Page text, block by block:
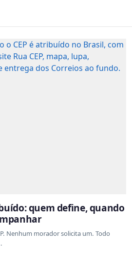
quem define, quando
Nenhum morador solicita um. Todo